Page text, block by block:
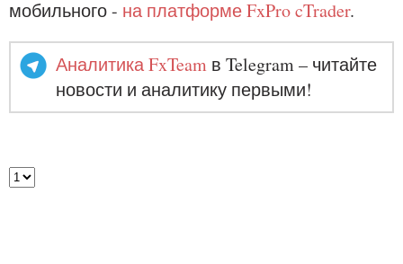
мобильного - на платформе FxPro cTrader.
Аналитика FxTeam в Telegram – читайте
новости и аналитику первыми!